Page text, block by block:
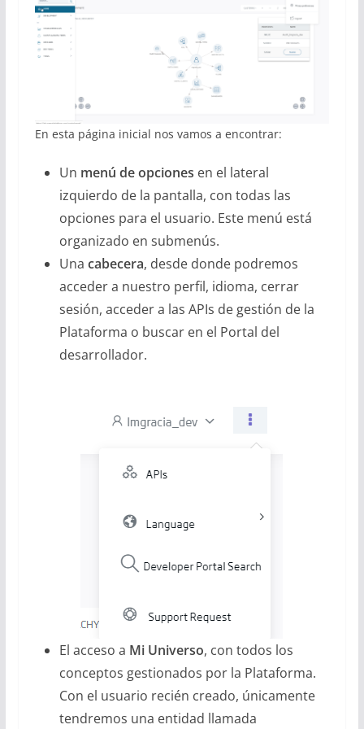
En esta página inicial nos vamos a encontrar:
Un menú de opciones en el lateral
izquierdo de la pantalla, con todas las
opciones para el usuario. Este menú está
organizado en submenús.
Una cabecera, desde donde podremos
acceder a nuestro perfil, idioma, cerrar
sesión, acceder a las APIs de gestión de la
Plataforma o buscar en el Portal del
desarrollador.
El acceso a Mi Universo, con todos los
conceptos gestionados por la Plataforma.
Con el usuario recién creado, únicamente
tendremos una entidad llamada